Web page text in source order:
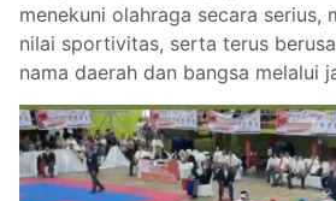
menekuni olahraga secara serius,
nilai sportivitas, serta terus
nama daerah dan bangsa melalui